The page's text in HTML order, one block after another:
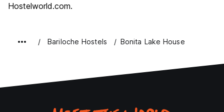
Hostelworld.com.
Bariloche Hostels Bonita Lake House